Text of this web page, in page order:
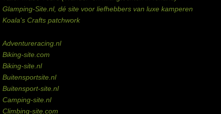
Glamping-Site.nl, dé site voor liefhebbers van luxe kamperen
Koala's Crafts patchwork
Adventureracing.nl
Biking-site.com
Biking-site.nl
Buitensportsite.nl
Buitensport-site.nl
Camping-site.nl
Climbing-site.com